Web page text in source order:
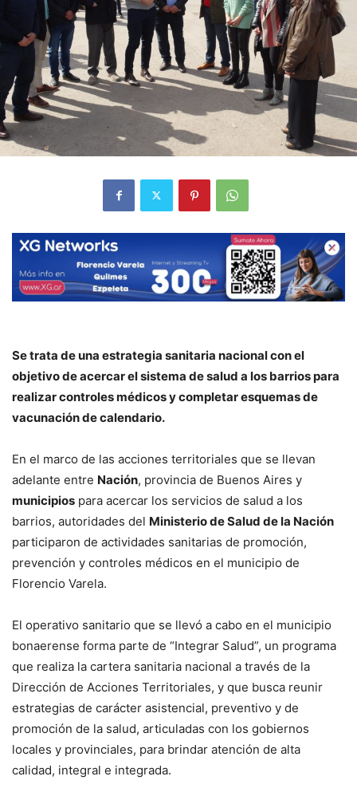
Se trata de una estrategia sanitaria nacional con el
objetivo de acercar el sistema de salud a los barrios para
realizar controles médicos y completar esquemas de
vacunación de calendario.
En el marco de las acciones territoriales que se llevan
adelante entre Nación, provincia de Buenos Aires y
municipios para acercar los servicios de salud a los
barrios, autoridades del Ministerio de Salud de la Nación
participaron de actividades sanitarias de promoción,
prevención y controles médicos en el municipio de
Florencio Varela.
El operativo sanitario que se llevó a cabo en el municipio
bonaerense forma parte de “Integrar Salud”, un programa
que realiza la cartera sanitaria nacional a través de la
Dirección de Acciones Territoriales, y que busca reunir
estrategias de carácter asistencial, preventivo y de
promoción de la salud, articuladas con los gobiernos
locales y provinciales, para brindar atención de alta
calidad, integral e integrada.